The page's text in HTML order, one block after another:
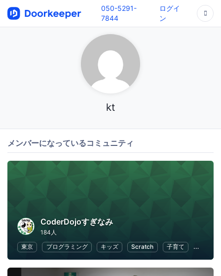
050-5291-
7844
ログイ
ン
kt
メンバーになっているコミュニティ
CoderDojoすぎなみ
184人
東京
プログラミング キッズ Scratch 子育て 子供向